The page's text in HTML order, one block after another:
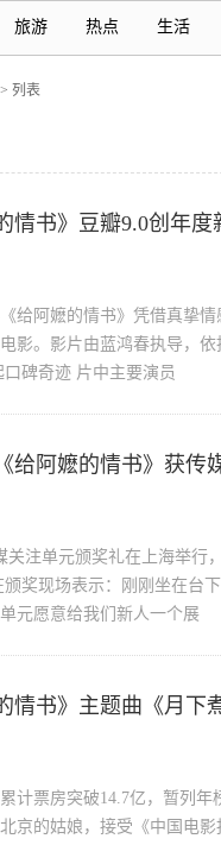
旅游 热点 生活
> 列表
情书》豆瓣9.0创年
给阿嬷的情书》凭借真挚
影。影片由蓝鸿春执导，
碑奇迹 片中主要演员
给阿嬷的情书》获传
关注单元颁奖礼在上海举行
奖现场表示：刚刚坐在台
元愿意给我们新人一个展
情书》主题曲《月
计票房突破14.7亿，暂列年
京的姑娘，接受《中国电